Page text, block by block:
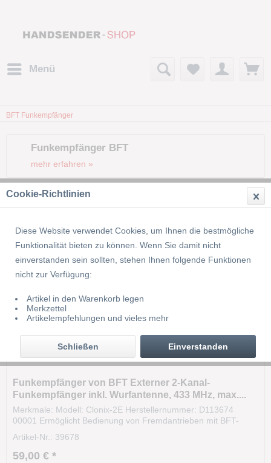
Menü
BFT Funkempfänger
Funkempfänger BFT
mehr erfahren »
Filtern
Funkempfänger von BFT Externer 2-Kanal-
Funkempfänger inkl. Wurfantenne, 433 MHz, max....
Merkmale: Modell: Clonix-2E Herstellernummer: D113674
00001 Ermöglicht Bedienung von Fremdantrieben mit BFT-
Impulsgebern per Funk Montierbar außerhalb der Steuerung
Stabiles und widerstandsfähiges Gehäuse Erweitert den...
Artikel-Nr.: 39678
59,00 € *
Cookie-Richtlinien
Diese Website verwendet Cookies, um Ihnen die bestmögliche
Funktionalität bieten zu können. Wenn Sie damit nicht
einverstanden sein sollten, stehen Ihnen folgende Funktionen
nicht zur Verfügung:
Artikel in den Warenkorb legen
Merkzettel
Artikelempfehlungen und vieles mehr
Einverstanden
Schließen